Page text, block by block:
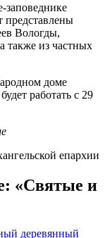
заповеднике
представлены
Вологды,
также из частных
доме
работать с 29
епархии
«Святые и